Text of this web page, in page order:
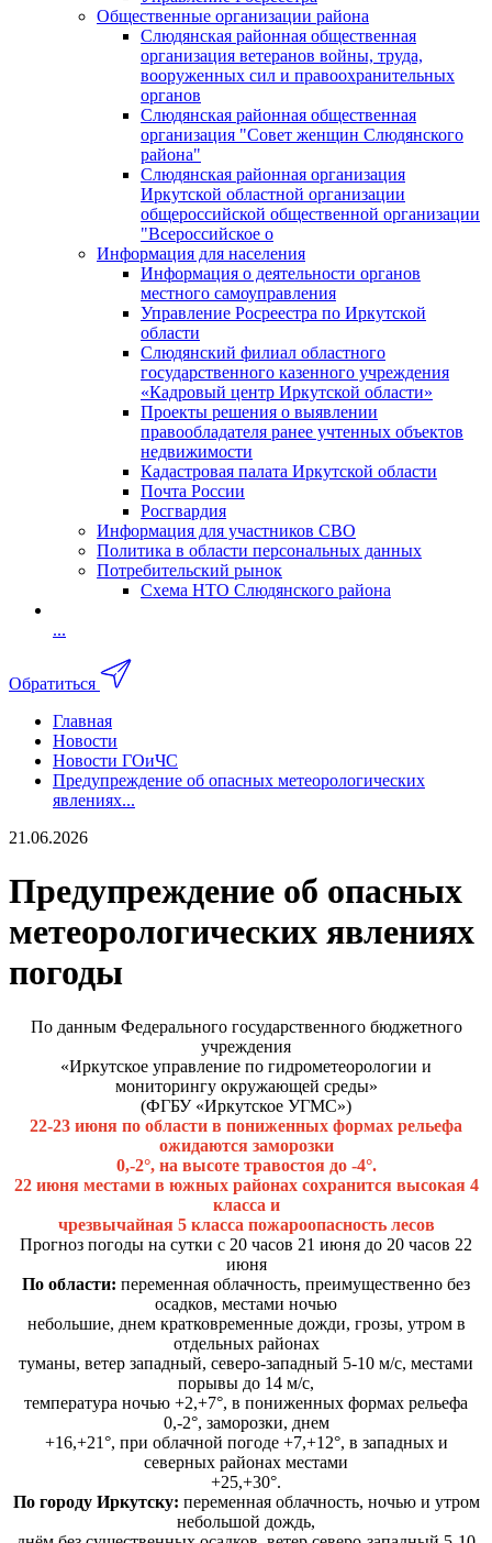
Общественные организации района
Слюдянская районная общественная
организация ветеранов войны, труда,
вооруженных сил и правоохранительных
органов
Слюдянская районная общественная
организация "Совет женщин Слюдянского
района"
Слюдянская районная организация
Иркутской областной организации
общероссийской общественной организации
"Всероссийское о
Информация для населения
Информация о деятельности органов
местного самоуправления
Управление Росреестра по Иркутской
области
Слюдянский филиал областного
государственного казенного учреждения
«Кадровый центр Иркутской области»
Проекты решения о выявлении
правообладателя ранее учтенных объектов
недвижимости
Кадастровая палата Иркутской области
Почта России
Росгвардия
Информация для участников СВО
Политика в области персональных данных
Потребительский рынок
Схема НТО Слюдянского района
...
Обратиться
Главная
Новости
Новости ГОиЧС
Предупреждение об опасных метеорологических
явлениях...
21.06.2026
Предупреждение об опасных
метеорологических явлениях
погоды
По данным Федерального государственного бюджетного
учреждения
«Иркутское управление по гидрометеорологии и
мониторингу окружающей среды»
(ФГБУ «Иркутское УГМС»)
22-23 июня по области в пониженных формах рельефа
ожидаются заморозки
0,-2°, на высоте травостоя до -4°.
22 июня местами в южных районах сохранится высокая 4
класса и
чрезвычайная 5 класса пожароопасность лесов
Прогноз погоды на сутки с 20 часов 21 июня до 20 часов 22
июня
По области: переменная облачность, преимущественно без
осадков, местами ночью
небольшие, днем кратковременные дожди, грозы, утром в
отдельных районах
туманы, ветер западный, северо-западный 5-10 м/с, местами
порывы до 14 м/с,
температура ночью +2,+7°, в пониженных формах рельефа
0,-2°, заморозки, днем
+16,+21°, при облачной погоде +7,+12°, в западных и
северных районах местами
+25,+30°.
По городу Иркутску: переменная облачность, ночью и утром
небольшой дождь,